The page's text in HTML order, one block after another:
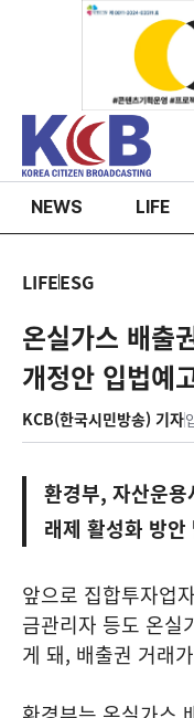
NEWS LIFE
LIFEESG
온실가스 배출
개정안 입법예
KCB(한국시민방송) 기자
환경부, 자산운
래제 활성화 방안
앞으로 집합투자업
금관리자 등도 온실
게 돼, 배출권 거래